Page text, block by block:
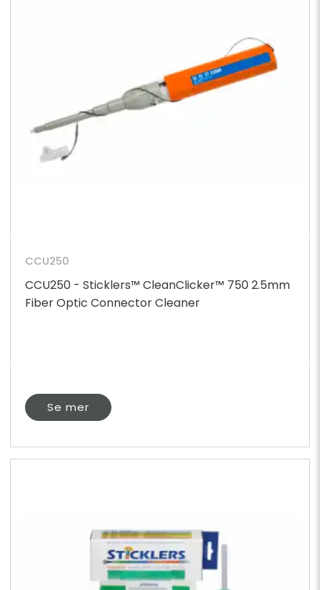
CCU250
CCU250 - Sticklers™ CleanClicker™ 750 2.5mm
Fiber Optic Connector Cleaner
Se mer